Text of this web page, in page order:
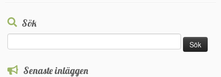
Sök
efter:
Senaste inläggen